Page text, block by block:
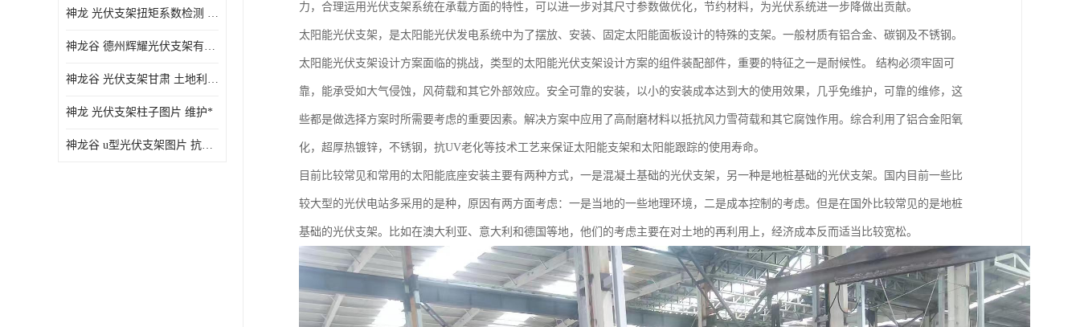
神龙 光伏支架扭矩系数检测 适应性强
神龙谷 德州辉耀光伏支架有限公司 材质多样
神龙谷 光伏支架甘肃 土地利用率高
神龙 光伏支架柱子图片 维护*
神龙谷 u型光伏支架图片 抗紫外线
力，合理运用光伏支架系统在承载方面的特性，可以进一步对其尺寸参数做优化，节约材料，为光伏系统进一步降做出贡献。
太阳能光伏支架，是太阳能光伏发电系统中为了摆放、安装、固定太阳能面板设计的特殊的支架。一般材质有铝合金、碳钢及不锈钢。
太阳能光伏支架设计方案面临的挑战，类型的太阳能光伏支架设计方案的组件装配部件，重要的特征之一是耐候性。 结构必须牢固可
靠，能承受如大气侵蚀，风荷载和其它外部效应。安全可靠的安装，以小的安装成本达到大的使用效果，几乎免维护，可靠的维修，这
些都是做选择方案时所需要考虑的重要因素。解决方案中应用了高耐磨材料以抵抗风力雪荷载和其它腐蚀作用。综合利用了铝合金阳氧
化，超厚热镀锌，不锈钢，抗UV老化等技术工艺来保证太阳能支架和太阳能跟踪的使用寿命。
目前比较常见和常用的太阳能底座安装主要有两种方式，一是混凝土基础的光伏支架，另一种是地桩基础的光伏支架。国内目前一些比
较大型的光伏电站多采用的是种，原因有两方面考虑：一是当地的一些地理环境，二是成本控制的考虑。但是在国外比较常见的是地桩
基础的光伏支架。比如在澳大利亚、意大利和德国等地，他们的考虑主要在对土地的再利用上，经济成本反而适当比较宽松。